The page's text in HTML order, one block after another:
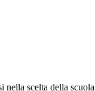
nella scelta della